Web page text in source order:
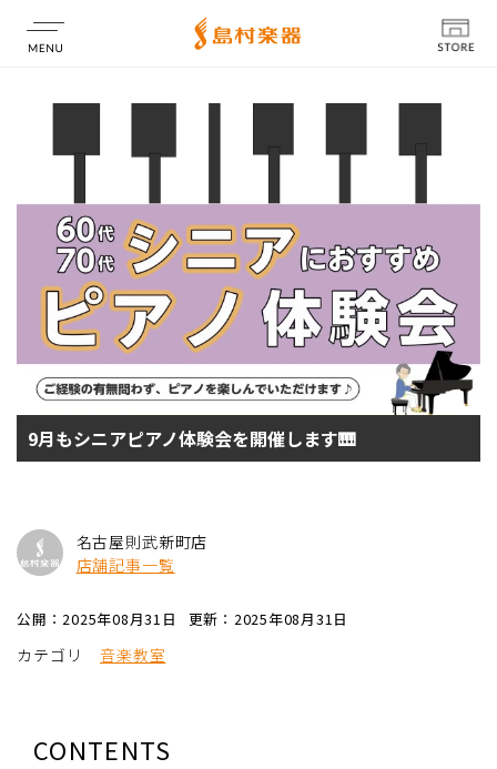
店舗情報
9月もシニアピアノ体験会を開催します🎹
名古屋則武新町店
店舗記事一覧
公開：2025年08月31日 更新：2025年08月31日
カテゴリ 音楽教室
CONTENTS